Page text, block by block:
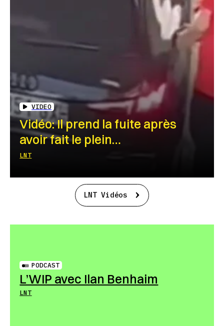
VIDEO
Vidéo: Il prend la fuite après
avoir fait le plein…
LNT
LNT Vidéos
PODCAST
L’WIP avec Ilan Benhaim
LNT